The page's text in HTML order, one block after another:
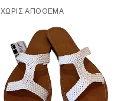
ΧΩΡΊΣ ΑΠΌΘΕΜΑ